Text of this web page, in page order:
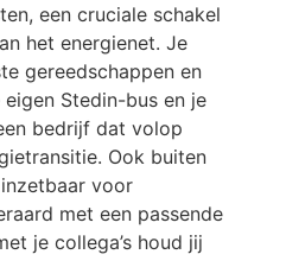
een cruciale schakel
het energienet. Je
gereedschappen en
Stedin-bus en je
bedrijf dat volop
Ook buiten
voor
met een passende
je collega’s houd jij